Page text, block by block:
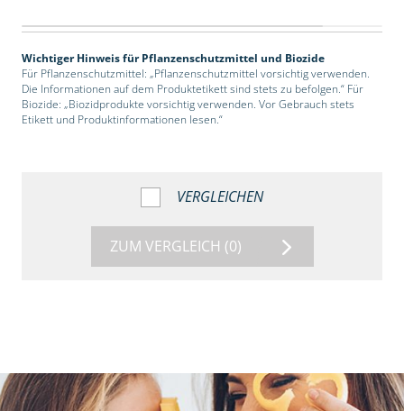
Wichtiger Hinweis für Pflanzenschutzmittel und Biozide
Für Pflanzenschutzmittel: „Pflanzenschutzmittel vorsichtig verwenden.
Die Informationen auf dem Produktetikett sind stets zu befolgen.“ Für
Biozide: „Biozidprodukte vorsichtig verwenden. Vor Gebrauch stets
Etikett und Produktinformationen lesen.“
VERGLEICHEN
ZUM VERGLEICH (0)